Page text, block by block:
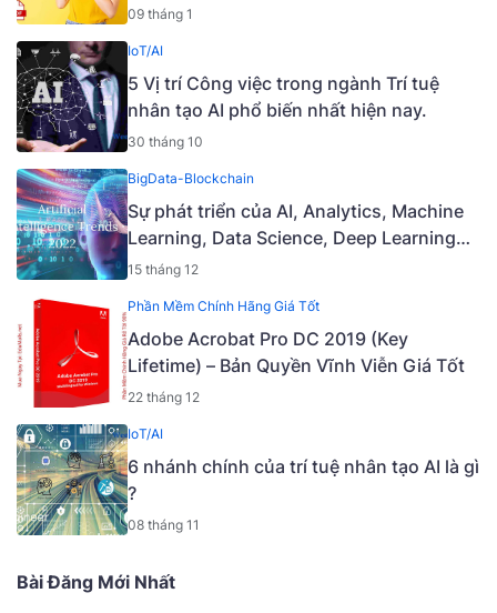
09 tháng 1
IoT/AI
5 Vị trí Công việc trong ngành Trí tuệ
nhân tạo AI phổ biến nhất hiện nay.
30 tháng 10
BigData-Blockchain
Sự phát triển của AI, Analytics, Machine
Learning, Data Science, Deep Learning
năm 2021 và các xu hướng chính năm
15 tháng 12
Phần Mềm Chính Hãng Giá Tốt
Adobe Acrobat Pro DC 2019 (Key
Lifetime) – Bản Quyền Vĩnh Viễn Giá Tốt
22 tháng 12
IoT/AI
6 nhánh chính của trí tuệ nhân tạo AI là gì
?
08 tháng 11
Bài Đăng Mới Nhất